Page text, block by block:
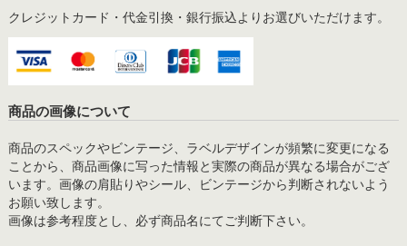
クレジットカード・代金引換・銀行振込よりお選びいただけます。
商品の画像について
商品のスペックやビンテージ、ラベルデザインが頻繁に変更になる
ことから、商品画像に写った情報と実際の商品が異なる場合がござ
います。画像の肩貼りやシール、ビンテージから判断されないよう
お願い致します。
画像は参考程度とし、必ず商品名にてご判断下さい。